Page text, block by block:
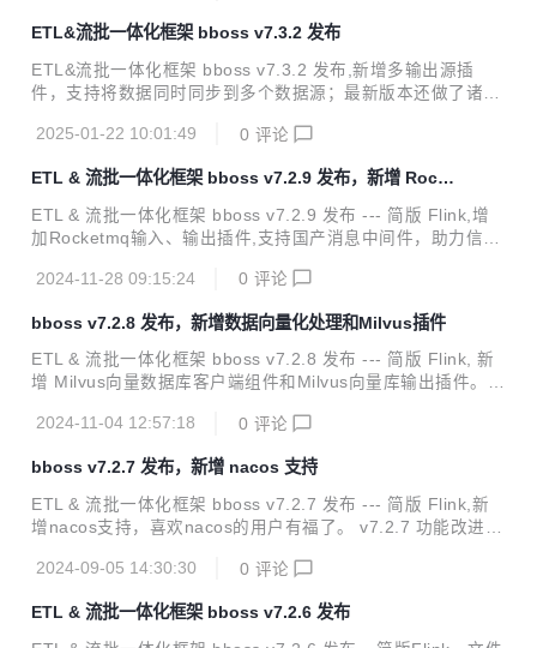
sticsearch客户端改进：Elasticsearch客户端健康检查机制、
服务节点发现机制、负载均衡容灾机制与Http-proxy微服务框
架完全合并 Elasticsearch客户端改进：Elasticsearch客户端
ETL&流批一体化框架 bboss v7.3.2 发布
ETL&流批一体化框架 bboss v7.3.2 发布,新增多输出源插
件，支持将数据同时同步到多个数据源；最新版本还做了诸多
体验。 v7.3.2 功能改进 数据采集功能扩展：增加多输出插
进：优化文件输出插件文件切割机制，优化输出记录数据buff
er机制，提升数据文件生成性能 数据采集功能改进：作业任务
完成回调处理配置管理优化 数据采集功能改进：优化作业停止
逻辑 Kafka客户端组件改进：优化消费组件事务管理机制 Jso
n组件改进：增加不关闭writer的json序列化方法，提供更加优
2025-01-22 10:01:49 0 评论
ETL & 流批一体化框架 bboss v7.2.9 发布，新增 Rocke
tmq 支持
ETL & 流批一体化框架 bboss v7.2.9 发布 --- 简版 Flink,增
加Rocketmq输入、输出插件,支持国产消息中间件，助力信创
件，为向量数据库Milvus提供数据迁移和导入导出能力。 v7.
据，支持同时设置多个topic主题，指定消息消费位置等参数；
可以使用各种输出插件输出经过加工处理后的消息数据。 新增
Rocketmq输出插件：从各种数据来源采集数据，经过加工处
mq 增...
2024-11-28 09:15:24 0 评论
bboss v7.2.8 发布，新增数据向量化处理和Milvus插件
ETL & 流批一体化框架 bboss v7.2.8 发布 --- 简版 Flink, 新
增 Milvus向量数据库客户端组件和Milvus向量库输出插件。 v
出插件，支持在数据处理时，调用向量模型服务，对数据进行
le="margin-left:0; margin-right:0">使用参考文档：<a href
="https://esdoc.bbossgroups.com/#/datatran-plugins?id=_
212-milvus%e5%90%91%e...
2024-11-04 12:57:18 0 评论
bboss v7.2.7 发布，新增 nacos 支持
ETL & 流批一体化框架 bboss v7.2.7 发布 --- 简版 Flink,新
增nacos支持，喜欢nacos的用户有福了。 v7.2.7 功能改进 ht
于nacos服务发现功能 es客户端改进：增加nacos配置中心支
源停止后，相应的ClientInterface api抛出es数据源停止异
常；数据源重启后，相应的ClientInterface api即可恢复正常
2024-09-05 14:30:30 0 评论
ETL & 流批一体化框架 bboss v7.2.6 发布